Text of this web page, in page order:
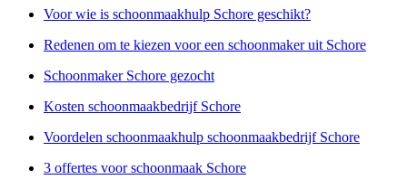
Voor wie is schoonmaakhulp Schore geschikt?
Redenen om te kiezen voor een schoonmaker uit Schore
Schoonmaker Schore gezocht
Kosten schoonmaakbedrijf Schore
Voordelen schoonmaakhulp schoonmaakbedrijf Schore
3 offertes voor schoonmaak Schore